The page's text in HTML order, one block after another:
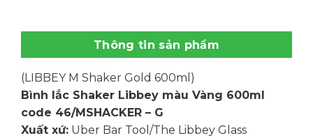
Thông tin sản phẩm
(LIBBEY M Shaker Gold 600ml)
Bình lắc Shaker Libbey màu Vàng 600ml
code 46/MSHACKER – G
Xuất xứ:Uber Bar Tool/The Libbey Glass